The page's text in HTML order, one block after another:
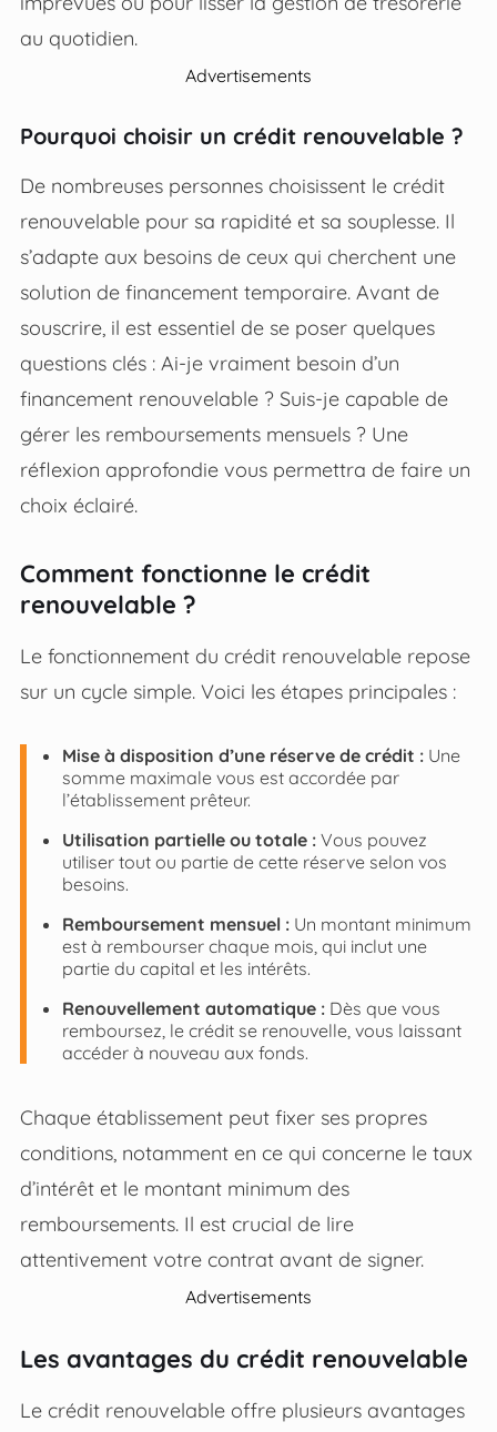
au quotidien.
Advertisements
Pourquoi choisir un crédit renouvelable ?
De nombreuses personnes choisissent le crédit
renouvelable pour sa rapidité et sa souplesse. Il
s’adapte aux besoins de ceux qui cherchent une
solution de financement temporaire. Avant de
souscrire, il est essentiel de se poser quelques
questions clés : Ai-je vraiment besoin d’un
financement renouvelable ? Suis-je capable de
gérer les remboursements mensuels ? Une
réflexion approfondie vous permettra de faire un
choix éclairé.
Comment fonctionne le crédit
renouvelable ?
Le fonctionnement du crédit renouvelable repose
sur un cycle simple. Voici les étapes principales :
Mise à disposition d’une réserve de crédit :Une
somme maximale vous est accordée par
l’établissement prêteur.
Utilisation partielle ou totale :Vous pouvez
utiliser tout ou partie de cette réserve selon vos
besoins.
Remboursement mensuel :Un montant minimum
est à rembourser chaque mois, qui inclut une
partie du capital et les intérêts.
Renouvellement automatique :Dès que vous
remboursez, le crédit se renouvelle, vous laissant
accéder à nouveau aux fonds.
Chaque établissement peut fixer ses propres
conditions, notamment en ce qui concerne le taux
d’intérêt et le montant minimum des
remboursements. Il est crucial de lire
attentivement votre contrat avant de signer.
Advertisements
Les avantages du crédit renouvelable
Le crédit renouvelable offre plusieurs avantages